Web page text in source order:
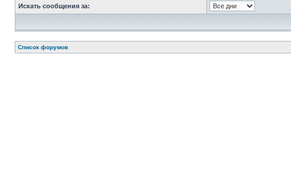
Искать сообщения за:
Список форумов